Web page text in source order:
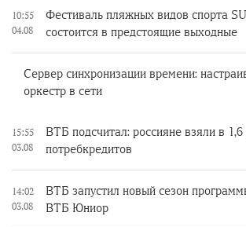
10:55
04.08
Фестиваль пляжных видов спорта
состоится в предстоящие выходные
Сервер синхронизации времени:
оркестр в сети
15:55
03.08
ВТБ подсчитал: россияне взяли в
потребкредитов
14:02
03.08
ВТБ запустил новый сезон
ВТБ Юниор